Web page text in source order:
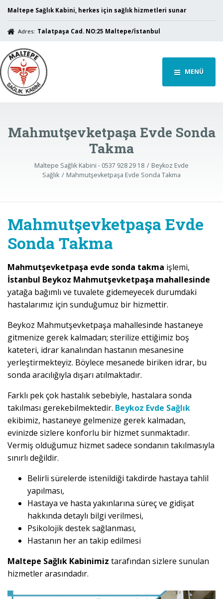
Maltepe Sağlık Kabini, herkes için sağlık hizmetleri sunar
Adres: Talatpaşa Cad. NO:25 Maltepe/İstanbul
MENÜ
Mahmutşevketpaşa Evde Sonda
Takma
Maltepe Sağlık Kabini - 0537 928 29 18
Beykoz Evde
Sağlık
Mahmutşevketpaşa Evde Sonda Takma
Mahmutşevketpaşa Evde
Sonda Takma
Mahmutşevketpaşa evde sonda takma işlemi,
İstanbul Beykoz Mahmutşevketpaşa mahallesinde
yatağa bağımlı ve tuvalete gidemeyecek durumdaki
hastalarımız için sunduğumuz bir hizmettir.
Beykoz Mahmutşevketpaşa mahallesinde hastaneye
gitmenize gerek kalmadan; sterilize ettiğimiz boş
kateteri, idrar kanalından hastanın mesanesine
yerleştirmekteyiz. Böylece mesanede biriken idrar, bu
sonda aracılığıyla dışarı atılmaktadır.
Farklı pek çok hastalık sebebiyle, hastalara sonda
takılması gerekebilmektedir. Beykoz Evde Sağlık
ekibimiz, hastaneye gelmenize gerek kalmadan,
evinizde sizlere konforlu bir hizmet sunmaktadır.
Vermiş olduğumuz hizmet sadece sondanın takılmasıyla
sınırlı değildir.
Belirli sürelerde istenildiği takdirde hastaya tahlil
yapılması,
Hastaya ve hasta yakınlarına süreç ve gidişat
hakkında detaylı bilgi verilmesi,
Psikolojik destek sağlanması,
Hastanın her an takip edilmesi
Maltepe Sağlık Kabinimiz tarafından sizlere sunulan
hizmetler arasındadır.